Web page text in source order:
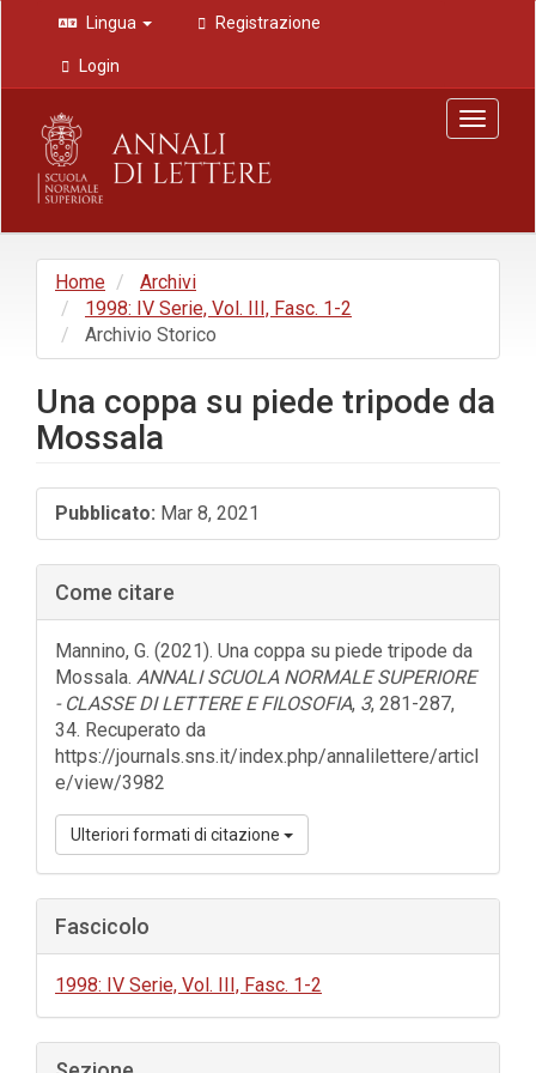
Navigazione
principale
Contenuto
principale
Barra
laterale
Lingua Registrazione
Login
Toggle
Home
Archivi
1998: IV Serie, Vol. III, Fasc. 1-2
Archivio Storico
Una coppa su piede tripode da
Mossala
Barra
laterale
dell'articolo
Pubblicato: Mar 8, 2021
Come citare
Mannino, G. (2021). Una coppa su piede tripode da
Mossala. ANNALI SCUOLA NORMALE SUPERIORE
- CLASSE DI LETTERE E FILOSOFIA, 3, 281-287,
34. Recuperato da
https://journals.sns.it/index.php/annalilettere/articl
e/view/3982
Ulteriori formati di citazione
Fascicolo
1998: IV Serie, Vol. III, Fasc. 1-2